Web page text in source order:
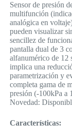
Sensor de presión
multifunción
analógica en
pueden visualizar
sencillez de
pantalla dual de 3
alfanumérico de 12
implica una
parametrización y
completa gama de
presión (-100kPa a
Novedad:
Características: